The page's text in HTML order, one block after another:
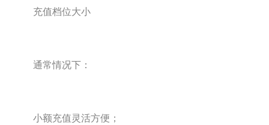
充值档位大小
通常情况下：
小额充值灵活方便；